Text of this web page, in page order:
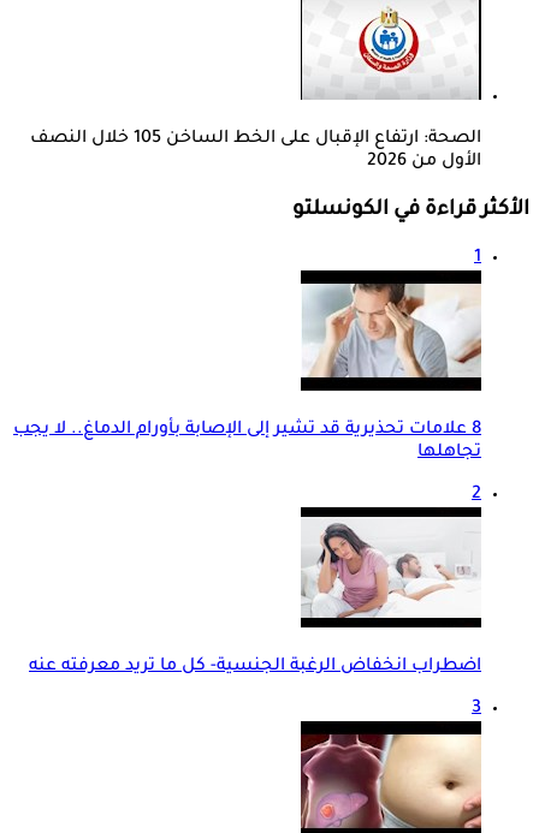
الصحة: ارتفاع الإقبال على الخط الساخن 105 خلال النصف
الأول من 2026
الأكثر قراءة في الكونسلتو
1
8 علامات تحذيرية قد تشير إلى الإصابة بأورام الدماغ.. لا يجب
تجاهلها
2
اضطراب انخفاض الرغبة الجنسية- كل ما تريد معرفته عنه
3